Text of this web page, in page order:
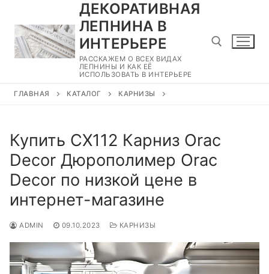
содержимому
ДЕКОРАТИВНАЯ
ЛЕПНИНА В
ИНТЕРЬЕРЕ
РАССКАЖЕМ О ВСЕХ ВИДАХ
ЛЕПНИНЫ И КАК ЕЁ
ИСПОЛЬЗОВАТЬ В ИНТЕРЬЕРЕ
ГЛАВНАЯ КАТАЛОГ КАРНИЗЫ
Купить CX112 Карниз Orac
Decor Дюрополимер Orac
Decor по низкой цене в
интернет-магазине
ADMIN 09.10.2023 КАРНИЗЫ